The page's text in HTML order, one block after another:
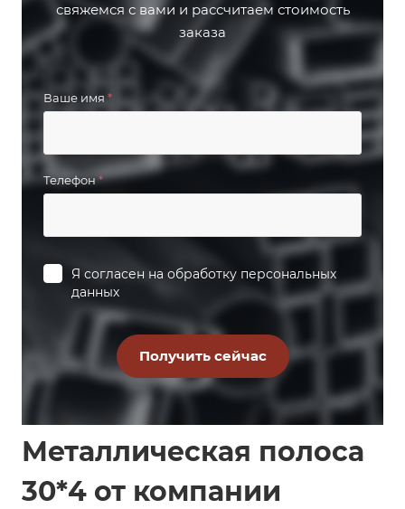
свяжемся с вами и рассчитаем стоимость
заказа
Ваше имя *
Телефон*
Я согласен на обработку персональных
данных
Металлическая полоса
30*4 от компании